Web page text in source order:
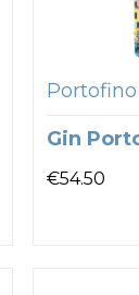
Gin
€54.50